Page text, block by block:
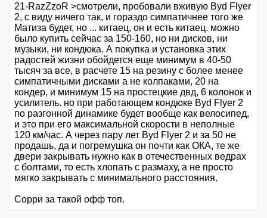
21-RazZzoR >смотрели, пробовали вживую Byd Flyer
2, с виду ничего так, и гораздо симпатичнее того же
Матиза будет, но ... китаец, он и есть китаец. можно
было купить сейчас за 150-160, но ни дисков, ни
музыки, ни кондюка. А покупка и установка этих
радостей жизни обойдется еще минимум в 40-50
тысяч за все, в расчете 15 на резину с более менее
симпатичными дисками а не колпаками, 20 на
кондер, и минимум 15 на простецкие двд, 6 колонок и
усилитель. но при работающем кондюке Byd Flyer 2
по разгонной динамике будет вообще как велосипед,
и это при его максимальной скорости в неполные
120 км/час. А через пару лет Byd Flyer 2 и за 50 не
продашь, да и погремушка он почти как ОКА, те же
двери закрывать нужно как в отечественных ведрах
с болтами, то есть хлопать с размаху, а не просто
мягко закрывать с минимального расстояния.
Сорри за такой офф топ.